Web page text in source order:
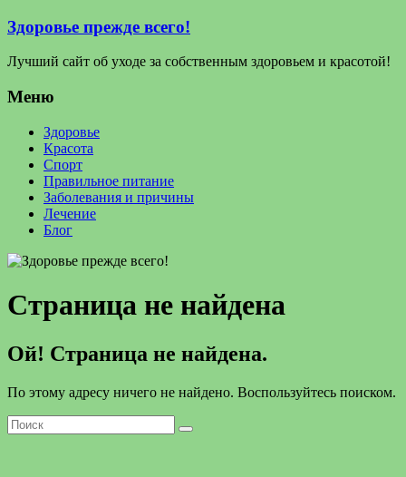
Здоровье прежде всего!
Лучший сайт об уходе за собственным здоровьем и красотой!
Меню
Здоровье
Красота
Спорт
Правильное питание
Заболевания и причины
Лечение
Блог
Страница не найдена
Ой! Страница не найдена.
По этому адресу ничего не найдено. Воспользуйтесь поиском.